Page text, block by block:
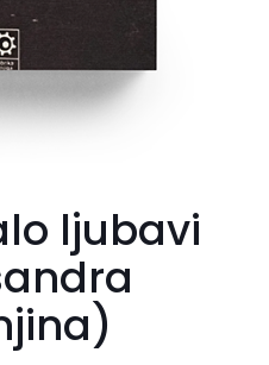
ljubavi